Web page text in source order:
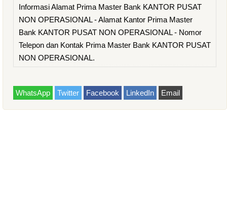
Informasi Alamat Prima Master Bank KANTOR PUSAT
NON OPERASIONAL - Alamat Kantor Prima Master
Bank KANTOR PUSAT NON OPERASIONAL - Nomor
Telepon dan Kontak Prima Master Bank KANTOR PUSAT
NON OPERASIONAL.
WhatsApp Twitter Facebook LinkedIn Email